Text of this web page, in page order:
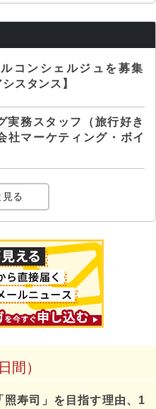
コンシェルジュを募集
スタンス】
実務スタッフ（旅行好き
社マーケティング・ボイ
見る
間）
寿司」を目指す理由、1